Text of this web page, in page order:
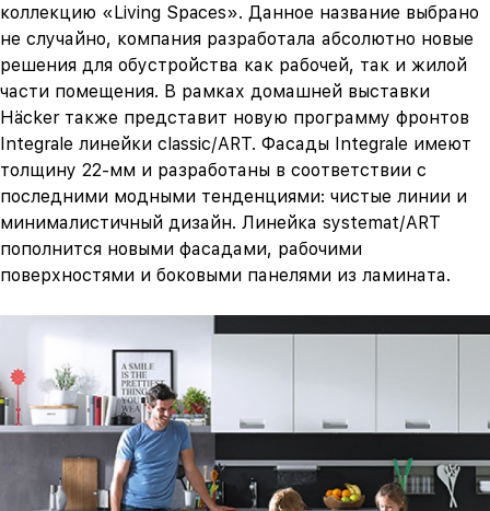
коллекцию «Living Spaces». Данное название выбрано
не случайно, компания разработала абсолютно новые
решения для обустройства как рабочей, так и жилой
части помещения. В рамках домашней выставки
Häcker также представит новую программу фронтов
Integrale линейки classic/ART. Фасады Integrale имеют
толщину 22-мм и разработаны в соответствии с
последними модными тенденциями: чистые линии и
минималистичный дизайн. Линейка systemat/ART
пополнится новыми фасадами, рабочими
поверхностями и боковыми панелями из ламината.